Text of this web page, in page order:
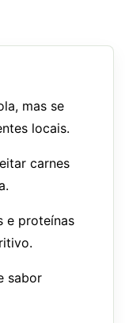
mas se
locais.
carnes
e proteínas
sabor